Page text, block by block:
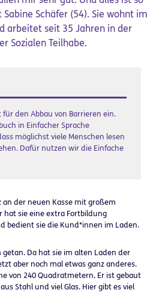
Schäfer (54). Sie wohnt im
arbeitet seit 35 Jahren in der
Sozialen Teilhabe.
den Abbau von Barrieren ein.
in Einfacher Sprache
möglichst viele Menschen lesen
Dafür nutzen wir die Einfache
an der neuen Kasse mit großem
hat sie eine extra Fortbildung
bedient sie die Kund*innen im Laden.
getan. Da hat sie im alten Laden der
aber noch mal etwas ganz anderes.
von 240 Quadratmetern. Er ist gebaut
Stahl und viel Glas. Hier gibt es viel